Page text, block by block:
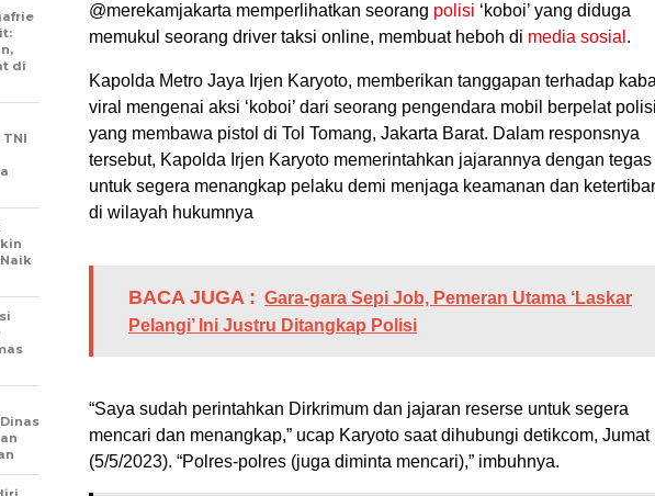
@merekamjakarta memperlihatkan seorang polisi ‘koboi’ yang diduga
memukul seorang driver taksi online, membuat heboh di media sosial .
Kapolda Metro Jaya Irjen Karyoto, memberikan tanggapan terhadap
viral mengenai aksi ‘koboi’ dari seorang pengendara mobil berpelat polisi
yang membawa pistol di Tol Tomang, Jakarta Barat. Dalam responsnya
tersebut, Kapolda Irjen Karyoto memerintahkan jajarannya dengan tegas
untuk segera menangkap pelaku demi menjaga keamanan dan
di wilayah hukumnya
BACA JUGA : Gara-gara Sepi Job, Pemeran Utama ‘Laskar
Pelangi’ Ini Justru Ditangkap Polisi
“Saya sudah perintahkan Dirkrimum dan jajaran reserse untuk segera
mencari dan menangkap,” ucap Karyoto saat dihubungi detikcom, Jumat
(5/5/2023). “Polres-polres (juga diminta mencari),” imbuhnya.
di